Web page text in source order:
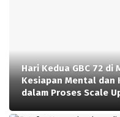
Hari Kedua GBC 72 di
Kesiapan Mental dan
dalam Proses Scale